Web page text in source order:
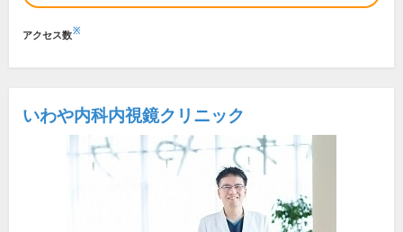
アクセス数※
いわや内科内視鏡クリニック